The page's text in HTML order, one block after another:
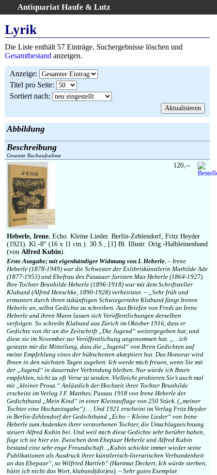
Antiquariat Haufe & Lutz
Home
Gesamtbestand
Kategorien
Schlagwörter
Suchergebnisse
AGB
Widerruf
Über uns
Aktuelle Kataloge
Kontakt
Ankauf
Links
Impressum
Lyrik
Die Liste enthält 57 Einträge. Suchergebnisse löschen und
Gesamtbestand anzeigen.
Anzeige:
Titel pro Seite:
Sortiert nach:
Abbildung
Beschreibung
Gesamte Buchaufnahme
Heberle, Irene. Echo. Kleine Lieder. Berlin-Zehlendorf, Fritz Heyder
(1921). Kl.-8° (16 x 11 cm.). 30 S., [1] Bl. Illustr. Orig.-Halbleinenband
(von Alfred Kubin).
Erste Ausgabe; mit eigenhändiger Widmung von I. Heberle. – Irene
Heberle (1878-1949) war die Schwester der Exlibriskünstlerin Mathilde Ade
(1877-1953) und Ehefrau des Passauer Juristen Max Heberle (1864-1927).
Ihre Tochter Brunhilde Heberle (1896-1918) war mit dem Schriftsteller
Klabund (Alfred Henschke, 1890-1928) verheiratet. – „Sehr früh und
ermuntert durch ihren zukünftigen Schwiegersohn Klabund fängt Irenen
Heberle an, selbst Gedichte zu schreiben. Aus Briefen von Fredi an Irene
Heberle und ihren Mann lassen sich Veröffentlichungen derselben
verfolgen. So schreibt Klabund aus Zürich im Oktober 1916, dass er
Gedichte von ihr an die Zeitschrift „Die Jugend“ weitergegeben hat, und
diese sie im November zur Veröffentlichung angenommen hat. „…ich
gestatte mir die Mitteilung, dass die „Jugend“ von Ihren Gedichten auf
meine Empfehlung eines der hübschesten akzeptiert hat. Das Honorar wird
Ihnen in den nächsten Tagen zugehen. Ich werde mich freuen, wenn Sie mit
der „Jugend“ in dauernder Verbindung bleiben. Nur würde ich Ihnen
empfehlen, nicht zu oft Verse zu senden. Vielleicht probieren Sie’s auch mal
mit „kleiner Prosa.“ Anlässlich der Hochzeit ihrer Tochter Brunhilde
erscheint im Verlag J.F. Matthes, Passau 1918 von Irene Heberle der
Gedichtband „Mein Kind“ in einer Kleinauflage von 250 Stück. („meiner
Tochter eine Hochzeitsgabe“) … Und 1921 erscheint im Verlag Fritz Heyder
in Berlin-Zehlendorf der Gedichtband „Echo – Kleine Lieder“ von Irene
Heberle zum Andenken ihrer verstorbenen Tochter, die Umschlagzeichnung
steuert Alfred Kubin bei. Und weil mich diese Gedichte sehr berührt haben,
füge ich sie hier ein. Zwischen dem Ehepaar Heberle und Alfred Kubin
bestand eine sehr enge Freundschaft. „Kubin schickte immer wie­der seine
Publikationen als Ausdruck ihrer künst­lerisch-literarischen Verbundenheit
an das Ehe­paar“, so Wilfried Hartleb“ (Hartmut Deckert, Ich würde sterben,
hätte ich nicht das Wort, klabund(dot)eu). – Sehr gutes Exemplar.
120,--